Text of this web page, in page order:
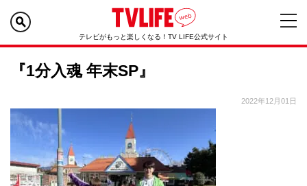
テレビがもっと楽しくなる！TV LIFE公式サイト
『1分入魂 年末SP』
2022年12月01日